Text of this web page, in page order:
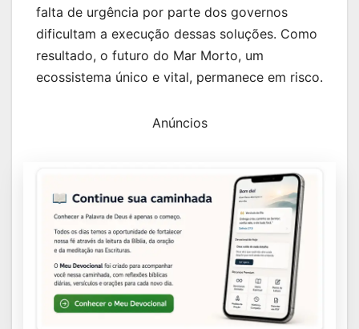
falta de urgência por parte dos governos
dificultam a execução dessas soluções. Como
resultado, o futuro do Mar Morto, um
ecossistema único e vital, permanece em risco.
Anúncios